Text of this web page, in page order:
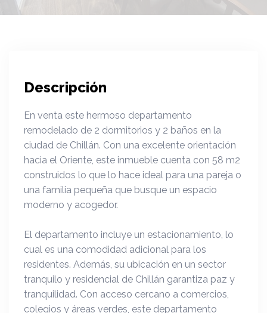
Descripción
En venta este hermoso departamento
remodelado de 2 dormitorios y 2 baños en la
ciudad de Chillán. Con una excelente orientación
hacia el Oriente, este inmueble cuenta con 58 m2
construidos lo que lo hace ideal para una pareja o
una familia pequeña que busque un espacio
moderno y acogedor.
El departamento incluye un estacionamiento, lo
cual es una comodidad adicional para los
residentes. Además, su ubicación en un sector
tranquilo y residencial de Chillán garantiza paz y
tranquilidad. Con acceso cercano a comercios,
colegios y áreas verdes, este departamento